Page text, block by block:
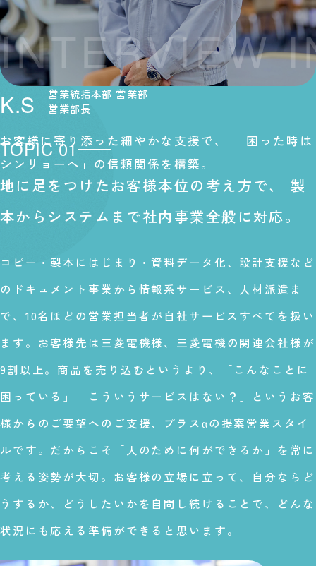
K.S
営業統括本部 営業部
営業部長
お客様に寄り添った細やかな支援で、
「困った時は
シンリョーへ」の信頼関係を構築。
INTERVIEW
TOPIC 01
地に足をつけたお客様本位の考え方で、
製
本からシステムまで社内事業全般に対応。
コピー・製本にはじまり・資料データ化、設計支援など
のドキュメント事業から情報系サービス、人材派遣ま
で、10名ほどの営業担当者が自社サービスすべてを扱い
ます。お客様先は三菱電機様、三菱電機の関連会社様が
9割以上。商品を売り込むというより、「こんなことに
困っている」「こういうサービスはない？」というお客
様からのご要望へのご支援、プラスαの提案営業スタイ
ルです。だからこそ「人のために何ができるか」を常に
考える姿勢が大切。お客様の立場に立って、自分ならど
うするか、どうしたいかを自問し続けることで、どんな
状況にも応える準備ができると思います。